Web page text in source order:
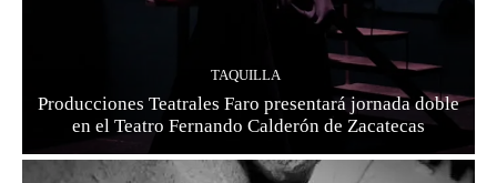
TAQUILLA
Producciones Teatrales Faro presentará jornada doble
en el Teatro Fernando Calderón de Zacatecas